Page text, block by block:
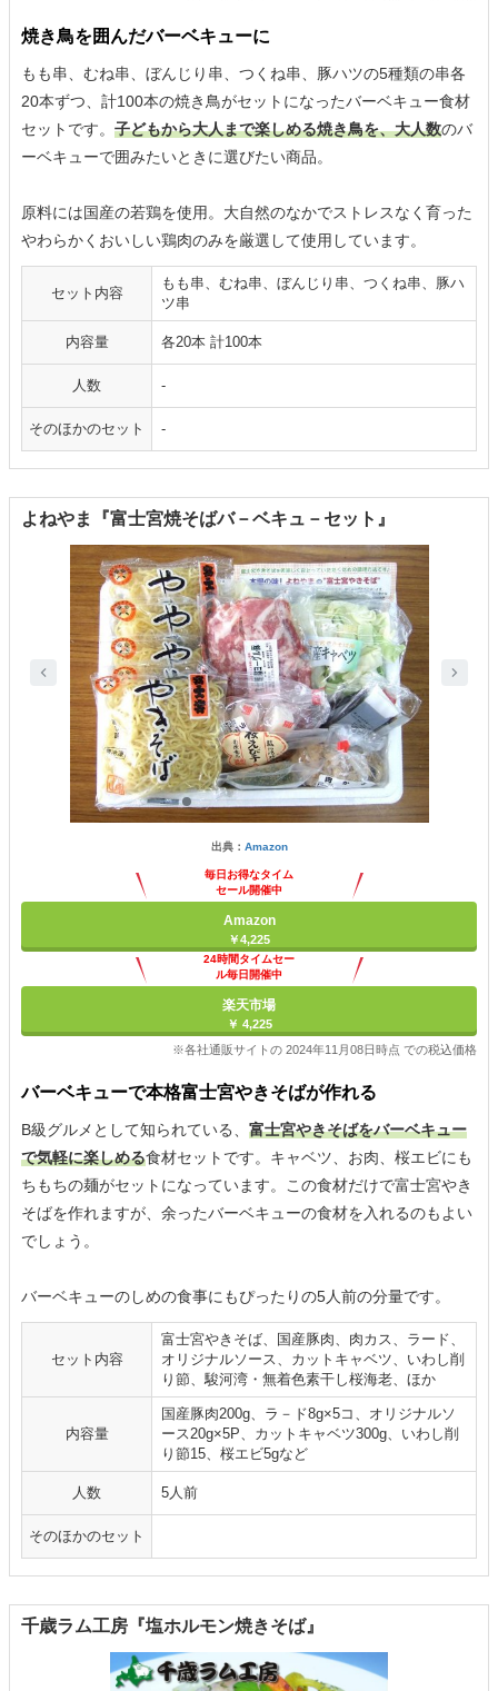
焼き鳥を囲んだバーベキューに
もも串、むね串、ぼんじり串、つくね串、豚ハツの5種類の串各
20本ずつ、計100本の焼き鳥がセットになったバーベキュー食材
セットです。 子どもから大人まで楽しめる焼き鳥を、大人数のバ
ーベキューで囲みたいときに選びたい商品。
原料には国産の若鶏を使用。大自然のなかでストレスなく育った
やわらかくおいしい鶏肉のみを厳選して使用しています。
セット内容
もも串、むね串、ぼんじり串、つくね串、豚ハ
ツ串
内容量 各20本 計100本
人数 -
そのほかのセット -
よねやま『富士宮焼そばバ－ベキュ－セット』
出典： Amazon
毎日お得なタイム
セール開催中
Amazon
￥4,225
24時間タイムセー
ル毎日開催中
楽天市場
￥ 4,225
※各社通販サイトの 2024年11月08日時点 での税込価格
バーベキューで本格富士宮やきそばが作れる
B級グルメとして知られている、 富士宮やきそばをバーベキュー
で気軽に楽しめる食材セットです。キャベツ、お肉、桜エビにも
ちもちの麺がセットになっています。この食材だけで富士宮やき
そばを作れますが、余ったバーベキューの食材を入れるのもよい
でしょう。
バーベキューのしめの食事にもぴったりの5人前の分量です。
セット内容
富士宮やきそば、国産豚肉、肉カス、ラード、
オリジナルソース、カットキャベツ、いわし削
り節、駿河湾・無着色素干し桜海老、ほか
内容量
国産豚肉200g、ラ－ド8g×5コ、オリジナルソ
ース20g×5P、カットキャベツ300g、いわし削
り節15、桜エビ5gなど
人数 5人前
そのほかのセット
千歳ラム工房『塩ホルモン焼きそば』